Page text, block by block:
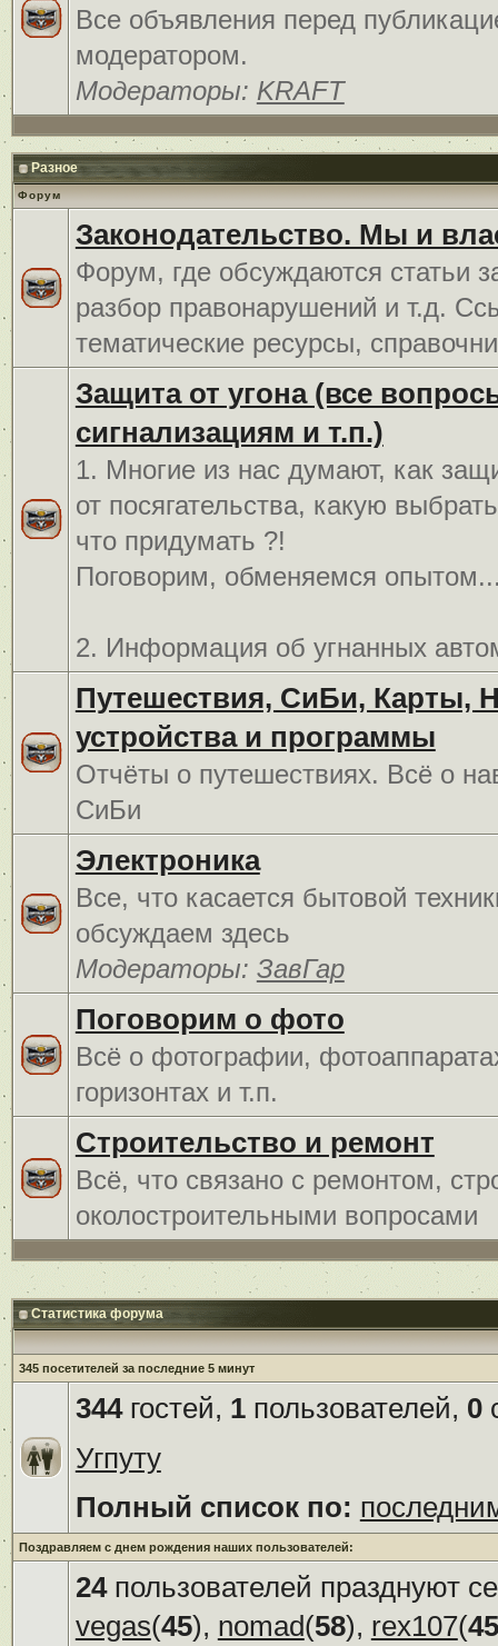
Все объявления перед
модератором.
Модераторы: KRAFT
Разное
Форум
Законодательство. Мы и
Форум, где обсуждаются статьи
разбор правонарушений и т.д.
тематические ресурсы,
Защита от угона (все
сигнализациям и т.п.)
1. Многие из нас думают, как
от посягательства, какую
что придумать ?!
Поговорим, обменяемся
2. Информация об угнанных
Путешествия, СиБи, Карты,
устройства и программы
Отчёты о путешествиях. Всё о
СиБи
Электроника
Все, что касается бытовой
обсуждаем здесь
Модераторы: ЗавГар
Поговорим о фото
Всё о фотографии,
горизонтах и т.п.
Строительство и ремонт
Всё, что связано с ремонтом,
околостроительными вопросами
Статистика форума
345 посетителей за последние 5 минут
344гостей, 1пользователей, 0
Угпуту
Полный список по:
Поздравляем с днем рождения наших пользователей:
24пользователей празднуют
vegas(45), nomad(58), rex107(45